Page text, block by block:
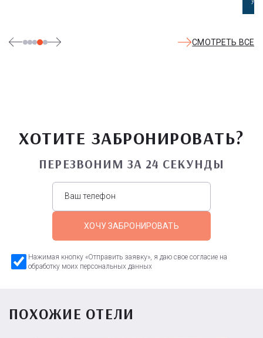
СМОТРЕТЬ ВСЕ
ХОТИТЕ ЗАБРОНИРОВАТЬ?
ПЕРЕЗВОНИМ ЗА 24 СЕКУНДЫ
ХОЧУ ЗАБРОНИРОВАТЬ
Нажимая кнопку «Отправить заявку», я даю свое согласие на
обработку моих персональных данных
ПОХОЖИЕ ОТЕЛИ